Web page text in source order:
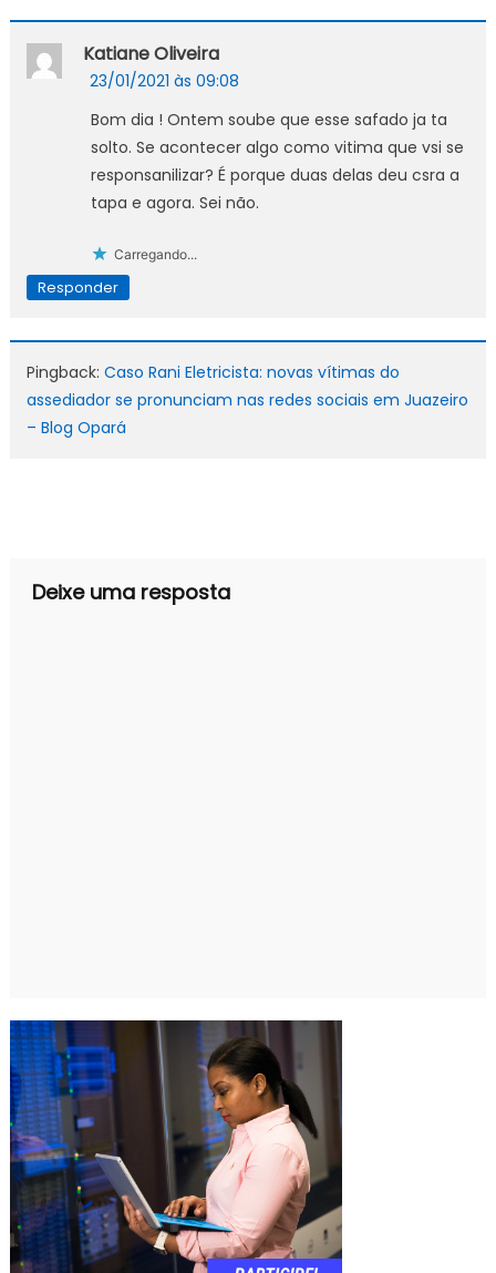
Katiane Oliveira
23/01/2021 às 09:08
Bom dia ! Ontem soube que esse safado ja ta
solto. Se acontecer algo como vitima que vsi se
responsanilizar? É porque duas delas deu csra a
tapa e agora. Sei não.
Carregando...
Responder
Pingback: Caso Rani Eletricista: novas vítimas do
assediador se pronunciam nas redes sociais em Juazeiro
– Blog Opará
Deixe uma resposta